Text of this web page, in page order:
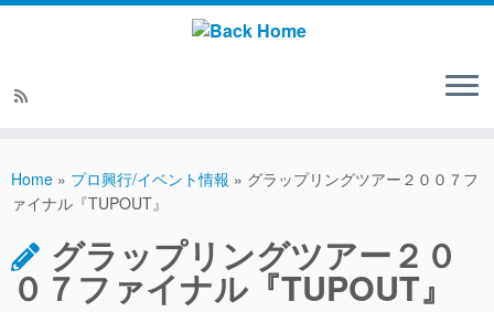
Home » プロ興行/イベント情報 » グラップリングツアー２００７フ
ァイナル『TUPOUT』
グラップリングツアー２０
０７ファイナル『TUPOUT』